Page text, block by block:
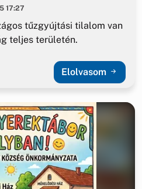
17:27
tűzgyújtási tilalom van
teljes területén.
Elolvasom